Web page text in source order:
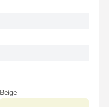
Beige